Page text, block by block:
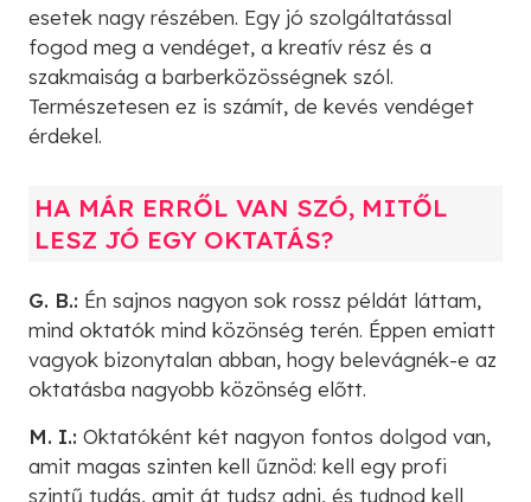
esetek nagy részében. Egy jó szolgáltatással
fogod meg a vendéget, a kreatív rész és a
szakmaiság a barberközösségnek szól.
Természetesen ez is számít, de kevés vendéget
érdekel.
HA MÁR ERRŐL VAN SZÓ, MITŐL
LESZ JÓ EGY OKTATÁS?
G. B.: Én sajnos nagyon sok rossz példát láttam,
mind oktatók mind közönség terén. Éppen emiatt
vagyok bizonytalan abban, hogy belevágnék-e az
oktatásba nagyobb közönség előtt.
M. I.: Oktatóként két nagyon fontos dolgod van,
amit magas szinten kell űznöd: kell egy profi
szintű tudás, amit át tudsz adni, és tudnod kell